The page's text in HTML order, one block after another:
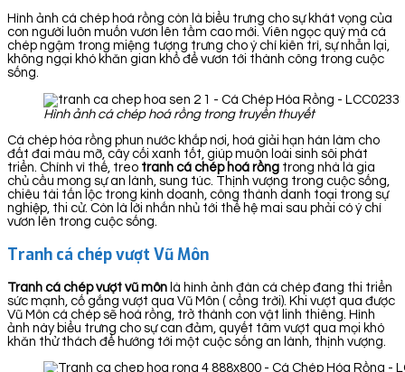
Hình ảnh cá chép hoá rồng còn là biểu trưng cho sự khát vọng của
con người luôn muốn vươn lên tầm cao mới. Viên ngọc quý mà cá
chép ngậm trong miệng tượng trưng cho ý chí kiên trì, sự nhẫn lại,
không ngại khó khăn gian khổ để vươn tới thành công trong cuộc
sống.
Hình ảnh cá chép hoá rồng trong truyền thuyết
Cá chép hóa rồng phun nước khắp nơi, hoá giải hạn hán làm cho
đất đai màu mỡ, cây cối xanh tốt, giúp muôn loài sinh sôi phát
triển. Chính vì thế, treo tranh cá chép hoá rồng trong nhà là gia
chủ cầu mong sự an lành, sung túc. Thịnh vượng trong cuộc sống,
chiêu tài tấn lộc trong kinh doanh, công thành danh toại trong sự
nghiệp, thi cử. Còn là lời nhắn nhủ tới thế hệ mai sau phải có ý chí
vươn lên trong cuộc sống.
Tranh cá chép vượt Vũ Môn
Tranh cá chép vượt vũ môn là hình ảnh đàn cá chép đang thi triển
sức mạnh, cố gắng vượt qua Vũ Môn ( cổng trời). Khi vượt qua được
Vũ Môn cá chép sẽ hoá rồng, trở thành con vật linh thiêng. Hình
ảnh này biểu trưng cho sự can đảm, quyết tâm vượt qua mọi khó
khăn thử thách để hướng tới một cuộc sống an lành, thịnh vượng.